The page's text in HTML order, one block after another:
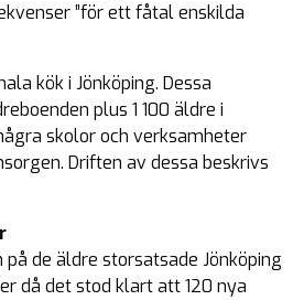
”för ett fåtal enskilda
kök i Jönköping. Dessa
plus 1 100 äldre i
skolor och verksamheter
Driften av dessa beskrivs
på de äldre storsatsade Jönköping
då det stod klart att 120 nya